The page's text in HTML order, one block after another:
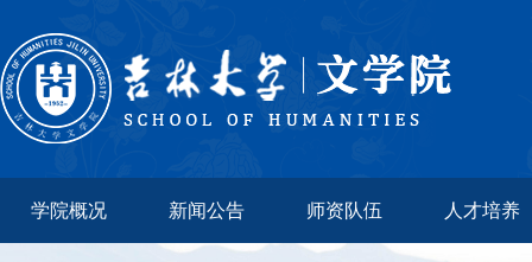
学院概况 新闻公告 师资队伍 人才培养